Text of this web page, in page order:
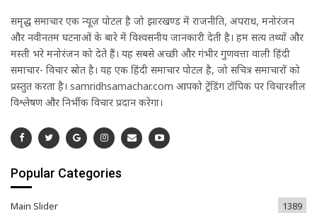
समृद्ध समाचार एक न्यूज़ पोर्टल है जो झारखण्ड में राजनीति, अपराध, मनोरंजन
और नवीनतम घटनाओं के बारे में विश्वसनीय जानकारी देती है। हम सत्य तथ्यों और
मस्ती भरे मनोरंजन को देते हैं। यह सबसे अच्छी और गंभीर गुणवत्ता वाली हिंदी
समाचार- विचार स्रोत है। यह एक हिंदी समाचार पोर्टल है, जो सचित्र समाचारों को
प्रस्तुत करता है। samridhsamachar.com आपको ट्रेंडिंग टॉपिक पर विचारशील
विश्लेषण और निर्भीक विचार प्रदान करेगा।
Popular Categories
Main Slider 1389